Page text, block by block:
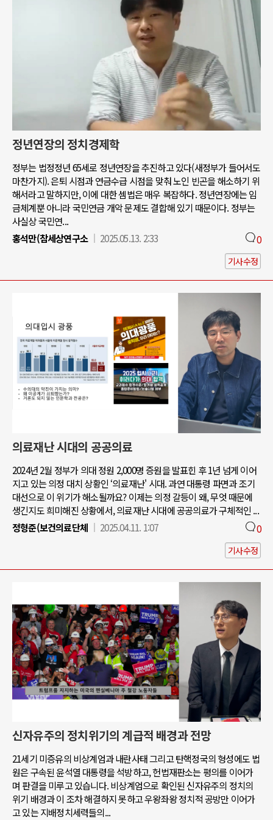
정년연장의 정치경제학
정부는 법정정년 65세로 정년연장을 추진하고 있다(새정부가 들어서도
마찬가지). 은퇴 시점과 연금수급 시점을 맞춰 노인 빈곤을 해소하기 위
해서라고 말하지만, 이에 대한 셈법은 매우 복잡하다. 정년연장에는 임
금체계뿐 아니라 국민연금 개악 문제도 결합해 있기 때문이다. 정부는
사실상 국민연...
홍석만(참세상연구소
2025.05.13. 2:33 0
기사수정
의료재난 시대의 공공의료
2024년 2월 정부가 의대 정원 2,000명 증원을 발표힌 후 1년 넘게 이어
지고 있는 의정 대치 상황인 ‘의료재난' 시대. 과연 대통령 파면과 조기
대선으로 이 위기가 해소될까요? 이제는 의정 갈등이 왜, 무엇 때문에
생긴지도 희미해진 상황에서, 의료재난 시대에 공공의료가 구체적인 ...
정형준(보건의료단체
2025.04.11. 1:07 0
기사수정
신자유주의 정치위기의 계급적 배경과 전망
21세기 미증유의 비상계엄과 내란사태 그리고 탄핵정국의 형성에도 법
원은 구속된 윤석열 대통령을 석방하고, 헌법재판소는 평의를 이어가
며 판결을 미루고 있습니다. 비상계엄으로 확인된 신자유주의 정치의
위기 배경과 이 조차 해결하지 못하고 우왕좌왕 정치적 공방만 이어가
고 있는 지배정치세력들의...